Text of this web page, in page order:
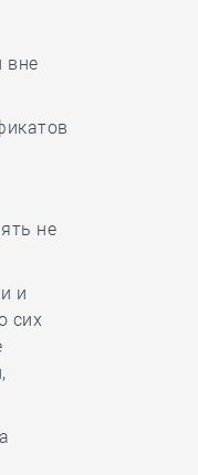
вне
не
и
сих